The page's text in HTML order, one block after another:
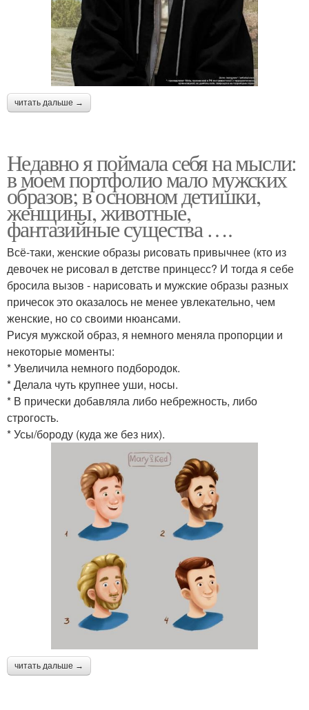
читать дальше →
Недавно я поймала себя на мысли:
в моем портфолио мало мужских
образов; в основном детишки,
женщины, животные,
фантазийные существа ….
Всё-таки, женские образы рисовать привычнее (кто из
девочек не рисовал в детстве принцесс? И тогда я себе
бросила вызов - нарисовать и мужские образы разных
причесок это оказалось не менее увлекательно, чем
женские, но со своими нюансами.
Рисуя мужской образ, я немного меняла пропорции и
некоторые моменты:
* Увеличила немного подбородок.
* Делала чуть крупнее уши, носы.
* В прически добавляла либо небрежность, либо
строгость.
* Усы/бороду (куда же без них).
читать дальше →